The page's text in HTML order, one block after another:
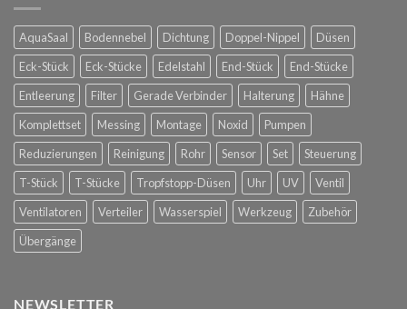
Hofreitschule
in
Wien
AquaSaal Bodennebel Dichtung Doppel-Nippel
Düsen
Eck-Stück
Eck-Stücke Edelstahl End-Stück
End-Stücke
Entleerung
Filter Gerade Verbinder Halterung
Hähne
Komplettset
Messing Montage Noxid
Pumpen
Reduzierungen
Reinigung Rohr Sensor Set
Steuerung
T-Stück
T-Stücke Tropfstopp-Düsen Uhr UV
Ventil
Ventilatoren
Verteiler Wasserspiel Werkzeug
Zubehör
Übergänge
NEWSLETTER